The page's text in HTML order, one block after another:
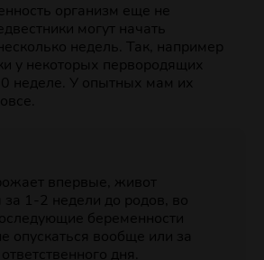
организм еще не
могут начать
недель. Так, например
у некоторых первородящих
неделе. У опытных мам их
впервые, живот
за 1-2 недели до родов, во
беременности
опускаться вообще или за
дня.